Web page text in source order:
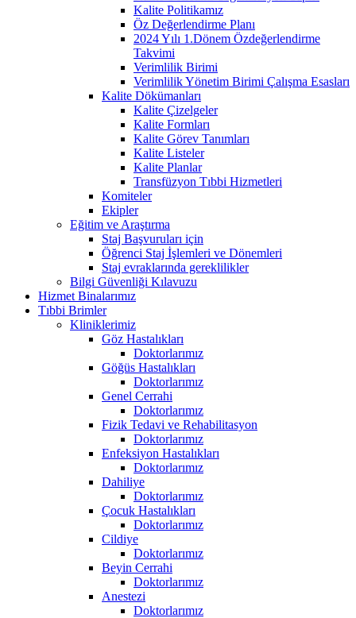
Kalite Politikamız
Öz Değerlendirme Planı
2024 Yılı 1.Dönem Özdeğerlendirme
Takvimi
Verimlilik Birimi
Verimlilik Yönetim Birimi Çalışma Esasları
Kalite Dökümanları
Kalite Çizelgeler
Kalite Formları
Kalite Görev Tanımları
Kalite Listeler
Kalite Planlar
Transfüzyon Tıbbi Hizmetleri
Komiteler
Ekipler
Eğitim ve Araştırma
Staj Başvuruları için
Öğrenci Staj İşlemleri ve Dönemleri
Staj evraklarında gereklilikler
Bilgi Güvenliği Kılavuzu
Hizmet Binalarımız
Tıbbi Brimler
Kliniklerimiz
Göz Hastalıkları
Doktorlarımız
Göğüs Hastalıkları
Doktorlarımız
Genel Cerrahi
Doktorlarımız
Fizik Tedavi ve Rehabilitasyon
Doktorlarımız
Enfeksiyon Hastalıkları
Doktorlarımız
Dahiliye
Doktorlarımız
Çocuk Hastalıkları
Doktorlarımız
Cildiye
Doktorlarımız
Beyin Cerrahi
Doktorlarımız
Anestezi
Doktorlarımız